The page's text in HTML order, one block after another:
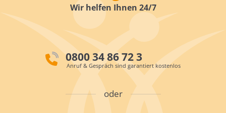
Wir helfen Ihnen 24/7
0800 34 86 72 3
Anruf & Gespräch sind garantiert kostenlos
oder